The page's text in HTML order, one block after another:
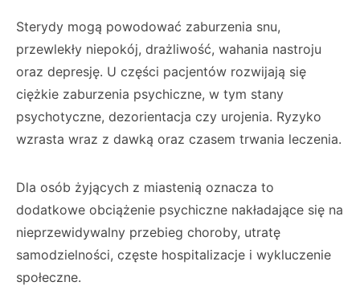
Sterydy mogą powodować zaburzenia snu,
przewlekły niepokój, drażliwość, wahania nastroju
oraz depresję. U części pacjentów rozwijają się
ciężkie zaburzenia psychiczne, w tym stany
psychotyczne, dezorientacja czy urojenia. Ryzyko
wzrasta wraz z dawką oraz czasem trwania leczenia.
Dla osób żyjących z miastenią oznacza to
dodatkowe obciążenie psychiczne nakładające się na
nieprzewidywalny przebieg choroby, utratę
samodzielności, częste hospitalizacje i wykluczenie
społeczne.